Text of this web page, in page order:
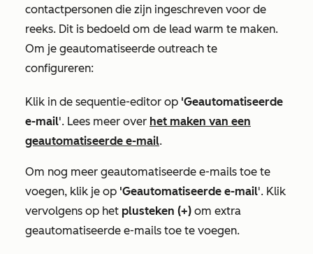
contactpersonen die zijn ingeschreven voor de
reeks. Dit is bedoeld om de lead warm te maken.
Om je geautomatiseerde outreach te
configureren:
Klik in de sequentie-editor op 'Geautomatiseerde
e-mail'. Lees meer over het maken van een
geautomatiseerde e-mail.
Om nog meer geautomatiseerde e-mails toe te
voegen, klik je op 'Geautomatiseerde e-mail'. Klik
vervolgens op het plusteken (+) om extra
geautomatiseerde e-mails toe te voegen.